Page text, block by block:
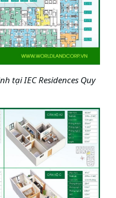
tại IEC Residences Quy